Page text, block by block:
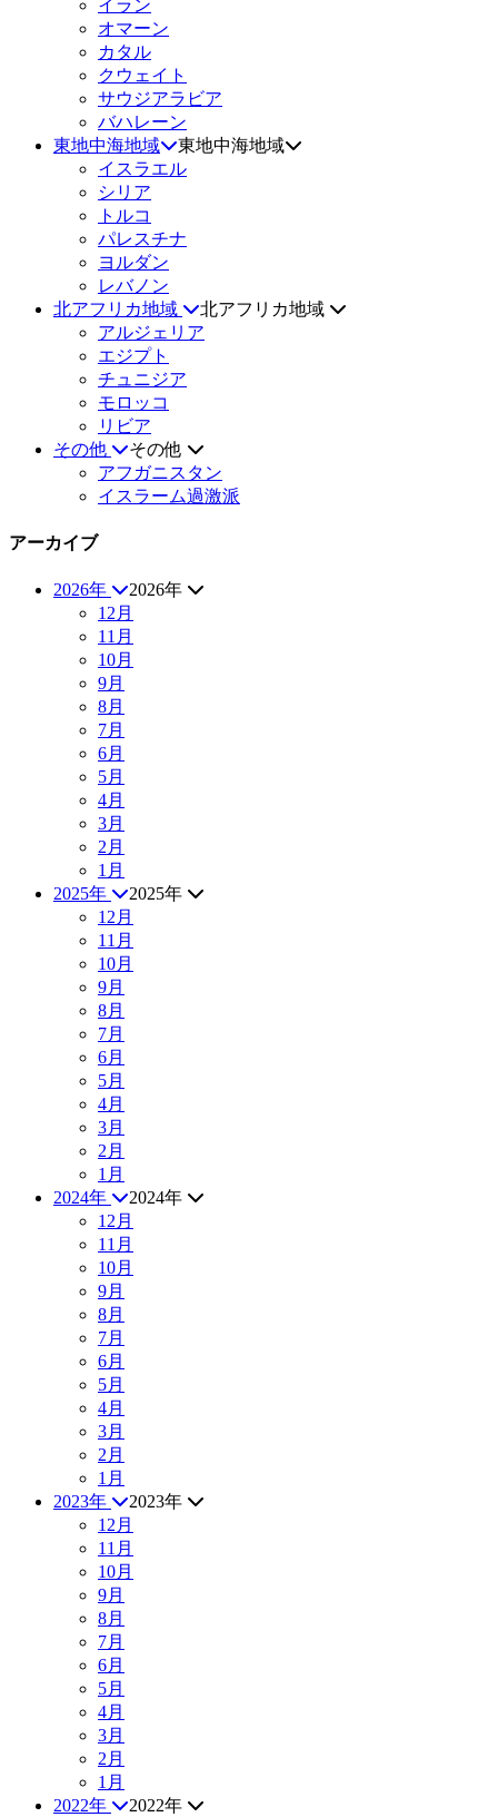
イラン
オマーン
カタル
クウェイト
サウジアラビア
バハレーン
東地中海地域
東地中海地域
イスラエル
シリア
トルコ
パレスチナ
ヨルダン
レバノン
北アフリカ地域
北アフリカ地域
アルジェリア
エジプト
チュニジア
モロッコ
リビア
その他
その他
アフガニスタン
イスラーム過激派
アーカイブ
2026年
2026年
12月
11月
10月
9月
8月
7月
6月
5月
4月
3月
2月
1月
2025年
2025年
12月
11月
10月
9月
8月
7月
6月
5月
4月
3月
2月
1月
2024年
2024年
12月
11月
10月
9月
8月
7月
6月
5月
4月
3月
2月
1月
2023年
2023年
12月
11月
10月
9月
8月
7月
6月
5月
4月
3月
2月
1月
2022年
2022年